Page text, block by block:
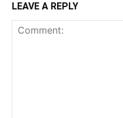
LEAVE A REPLY